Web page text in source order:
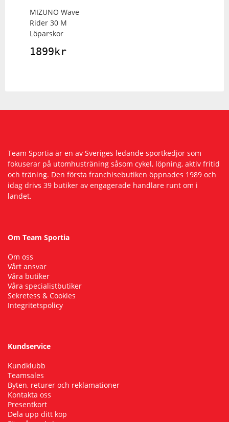
MIZUNO Wave
Rider 30 M
Löparskor
1899kr
Team Sportia är en av Sveriges ledande sportkedjor som
fokuserar på utomhusträning såsom cykel, löpning, aktiv fritid
och träning. Den första franchisebutiken öppnades 1989 och
idag drivs 39 butiker av engagerade handlare runt om i
landet.
Om Team Sportia
Om oss
Vårt ansvar
Våra butiker
Våra specialistbutiker
Sekretess & Cookies
Integritetspolicy
Kundservice
Kundklubb
Teamsales
Byten, returer och reklamationer
Kontakta oss
Presentkort
Dela upp ditt köp